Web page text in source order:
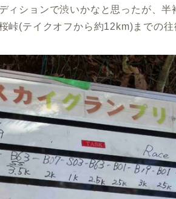
ィションで渋いかなと思ったが、
峠(テイクオフから約12km)までの往